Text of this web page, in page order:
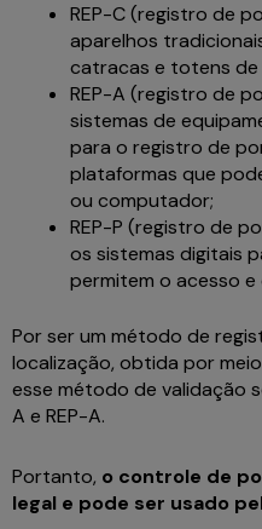
REP-C (registro de
aparelhos
catracas e totens de
REP-A (registro de
sistemas de
para o registro de
plataformas que
ou computador;
REP-P (registro de
os sistemas digitais
permitem o acesso
Por ser um método de
localização, obtida por
esse método de validação
A e REP-A.
Portanto, o controle de
legal e pode ser usado